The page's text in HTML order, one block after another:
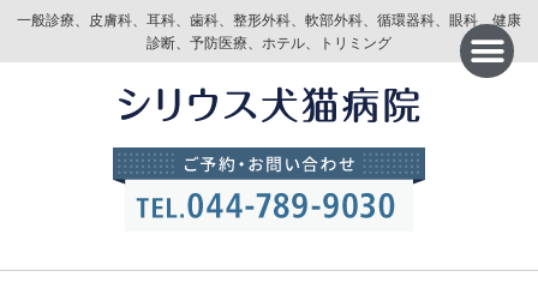
一般診療、皮膚科、耳科、歯科、整形外科、軟部外科、循環器科、眼科、健康
診断、予防医療、ホテル、トリミング